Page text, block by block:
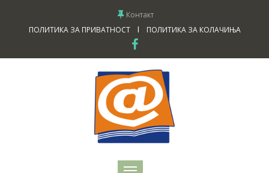
Контакт
ПОЛИТИКА ЗА ПРИВАТНОСТ
I ПОЛИТИКА ЗА КОЛАЧИЊА